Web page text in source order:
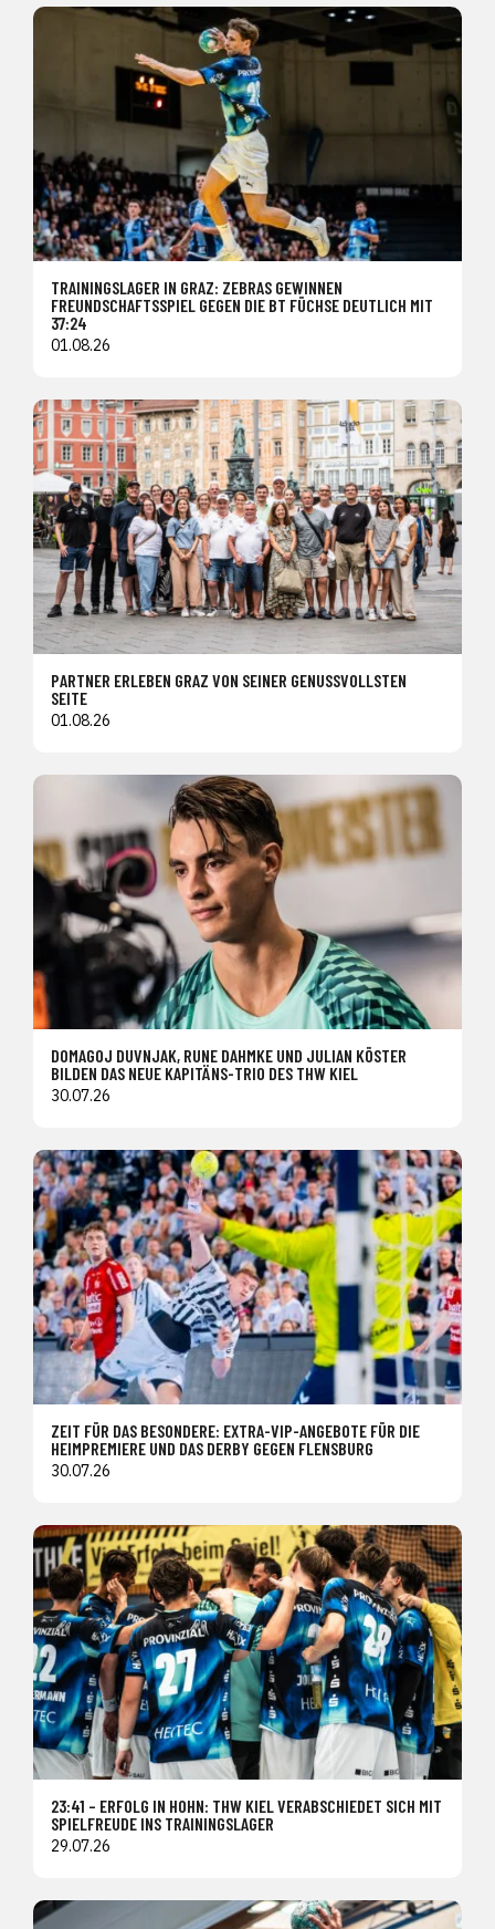
TRAININGSLAGER IN GRAZ: ZEBRAS GEWINNEN
FREUNDSCHAFTSSPIEL GEGEN DIE BT FÜCHSE DEUTLICH MIT
37:24
01.08.26
PARTNER ERLEBEN GRAZ VON SEINER GENUSSVOLLSTEN
SEITE
01.08.26
DOMAGOJ DUVNJAK, RUNE DAHMKE UND JULIAN KÖSTER
BILDEN DAS NEUE KAPITÄNS-TRIO DES THW KIEL
30.07.26
ZEIT FÜR DAS BESONDERE: EXTRA-VIP-ANGEBOTE FÜR DIE
HEIMPREMIERE UND DAS DERBY GEGEN FLENSBURG
30.07.26
23:41 – ERFOLG IN HOHN: THW KIEL VERABSCHIEDET SICH MIT
SPIELFREUDE INS TRAININGSLAGER
29.07.26